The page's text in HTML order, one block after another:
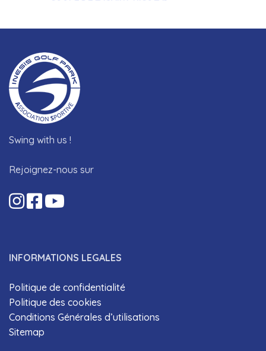
Swing with us !
Rejoignez-nous sur
INFORMATIONS LEGALES
Politique de confidentialité
Politique des cookies
Conditions Générales d’utilisations
Sitemap